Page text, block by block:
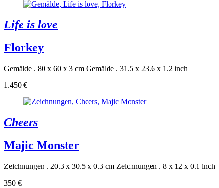
Life is love
Florkey
Gemälde . 80 x 60 x 3 cm Gemälde . 31.5 x 23.6 x 1.2 inch
1.450 €
Cheers
Majic Monster
Zeichnungen . 20.3 x 30.5 x 0.3 cm Zeichnungen . 8 x 12 x 0.1 inch
350 €